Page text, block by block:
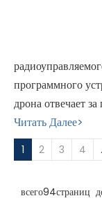
программного
дрона отвечает
Читать Далее>
1 2 3 4
всего94страниц